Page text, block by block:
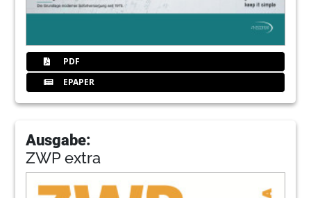
PDF
EPAPER
Ausgabe:
ZWP extra